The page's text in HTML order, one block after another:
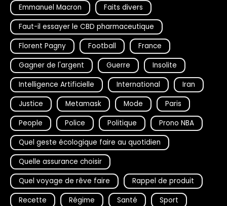
Emmanuel Macron
Faits divers
Faut-il essayer le CBD pharmaceutique
Florent Pagny
Football
France
Gagner de l'argent
Guerre
Insolite
Intelligence Artificielle
International
Iran
Justice
Metamask Mode
Paris
People
Police Politique
Prono NBA
Quel geste écologique faire au quotidien
Quelle assurance choisir
Quel voyage de rêve faire
Rappel de produit
Recette
Régime Santé Sport